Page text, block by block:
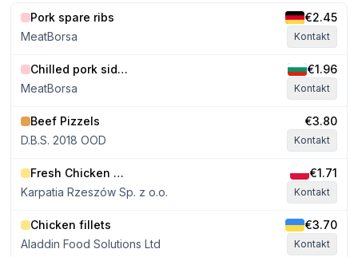
Pork spare ribs
MeatBorsa
€2.45
Kontakt
Chilled pork sides E class, without jowls, 39-41 kg
MeatBorsa
€1.96
Kontakt
Beef Pizzels
D.B.S. 2018 OOD
€3.80
Kontakt
Fresh Chicken Whole Leg
Karpatia Rzeszów Sp. z o.o.
€1.71
Kontakt
Chicken fillets
Aladdin Food Solutions Ltd
€3.70
Kontakt